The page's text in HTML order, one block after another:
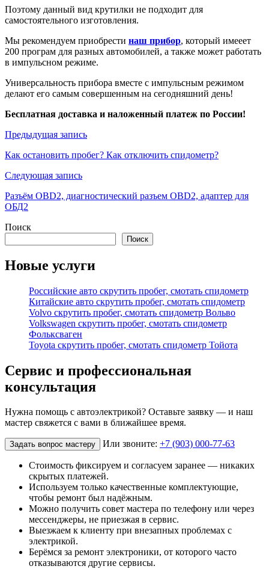
Поэтому данный вид крутилки не подходит для
самостоятельного изготовления.
Мы рекомендуем приобрести наш прибор, который имееет
200 програм для разных автомобилей, а также может работать
в импульсном режиме.
Универсальность прибора вместе с импульсным режимом
делают его самым совершенным на сегодняшний день!
Бесплатная доставка и наложенный платеж по России!
Навигация
по
записям
Предыдущая запись
Как остановить пробег? Как отключить спидометр?
Следующая запись
Разъём OBD2, диагностический разъем OBD2, адаптер для
ОБД2
Поиск
Поиск
Новые услуги
Российские авто скрутить пробег, смотать спидометр
Китайские авто скрутить пробег, смотать спидометр
Volvo скрутить пробег, смотать спидометр Вольво
Volkswagen скрутить пробег, смотать спидометр
Фольксваген
Toyota скрутить пробег, смотать спидометр Тойота
Сервис и профессиональная
консультация
Нужна помощь с автоэлектрикой? Оставьте заявку — и наш
мастер свяжется с вами в ближайшее время.
Задать вопрос мастеру Или звоните: +7 (903) 000-77-63
Стоимость фиксируем и согласуем заранее — никаких
скрытых платежей.
Используем только качественные комплектующие,
чтобы ремонт был надёжным.
Можно получить совет мастера по телефону или через
мессенджеры, не приезжая в сервис.
Выезжаем к клиенту при внезапных проблемах с
электрикой.
Берёмся за ремонт электроники, от которого часто
отказываются другие сервисы.